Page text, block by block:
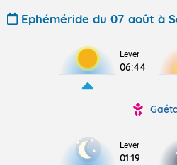
Ephéméride du 07 août à
Lever
06:44
Lever
01:19